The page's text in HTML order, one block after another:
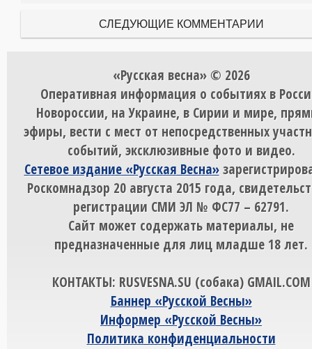
СЛЕДУЮЩИЕ КОММЕНТАРИИ
«Русская весна» © 2026
Оперативная информация о событиях в
Новороссии, на Украине, в Сирии и мире,
эфиры, вести с мест от непосредственных
событий, эксклюзивные фото и видео.
Сетевое издание «Русская Весна»
Роскомнадзор 20 августа 2015 года,
регистрации СМИ ЭЛ № ФС77 – 62791.
Сайт может содержать материалы, не
предназначенные для лиц младше 18 лет.
КОНТАКТЫ: RUSVESNA.SU (собака) GMAIL.COM
Баннер «Русской Весны»
Информер «Русской Весны»
Политика конфиденциальности